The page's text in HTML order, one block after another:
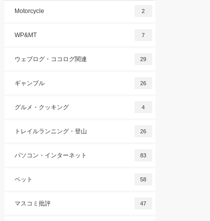
Motorcycle 2
WP&MT 7
ウェブログ・ココログ関連 29
ギャンブル 26
グルメ・クッキング 4
トレイルランニング・登山 26
パソコン・インターネット 83
ペット 58
マスコミ批評 47